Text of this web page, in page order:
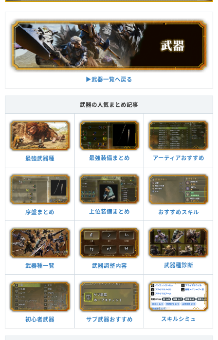
▶︎武器一覧へ戻る
武器の人気まとめ記事
最強武器種 最強装備まとめ アーティアおすすめ
序盤まとめ 上位装備まとめ おすすめスキル
武器種一覧 武器調整内容 武器種診断
初心者武器 サブ武器おすすめ スキルシミュ